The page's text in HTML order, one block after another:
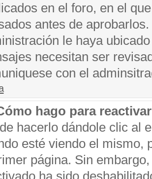
en el foro, en el
antes de
le haya
necesitan ser
con el
hago para
hacerlo dándole clic al
esté viendo el mismo,
página. Sin
ha sido